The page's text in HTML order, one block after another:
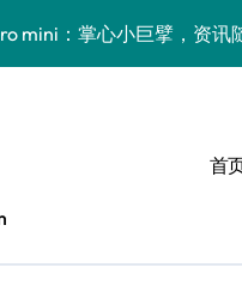
mini：掌心小巨擘，资讯
Z Fold7抢先探秘，手机管
S26来袭！创新科技亮点，
值封神！定制主题潮爆了
美出新高度！
首